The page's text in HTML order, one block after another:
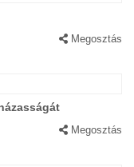
Megosztás
Megosztás